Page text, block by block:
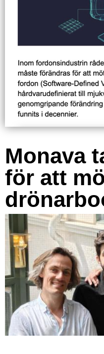
Monava
för att